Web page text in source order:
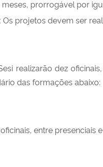
meses, prorrogável por
Os projetos devem ser
realizarão dez
das formações abaixo:
entre